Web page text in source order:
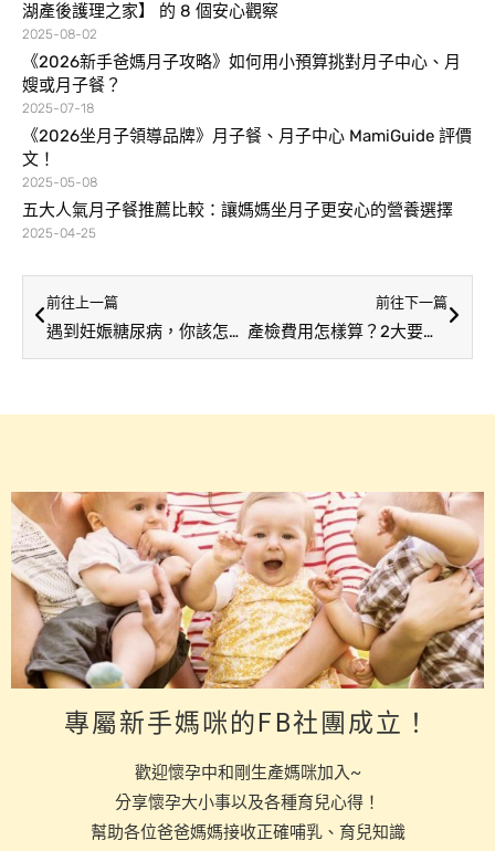
湖產後護理之家】 的 8 個安心觀察
2025-08-02
《2026新手爸媽月子攻略》如何用小預算挑對月子中心、月
嫂或月子餐？
2025-07-18
《2026坐月子領導品牌》月子餐、月子中心 MamiGuide 評價
文！
2025-05-08
五大人氣月子餐推薦比較：讓媽媽坐月子更安心的營養選擇
2025-04-25
前往上一篇
遇到妊娠糖尿病，你該怎麼辦？6大飲食訣竅快速上手！
前往下一篇
產檢費用怎樣算？2大要領帶妳一次了解
專屬新手媽咪的FB社團成立！
歡迎懷孕中和剛生產媽咪加入~
分享懷孕大小事以及各種育兒心得！
幫助各位爸爸媽媽接收正確哺乳、育兒知識